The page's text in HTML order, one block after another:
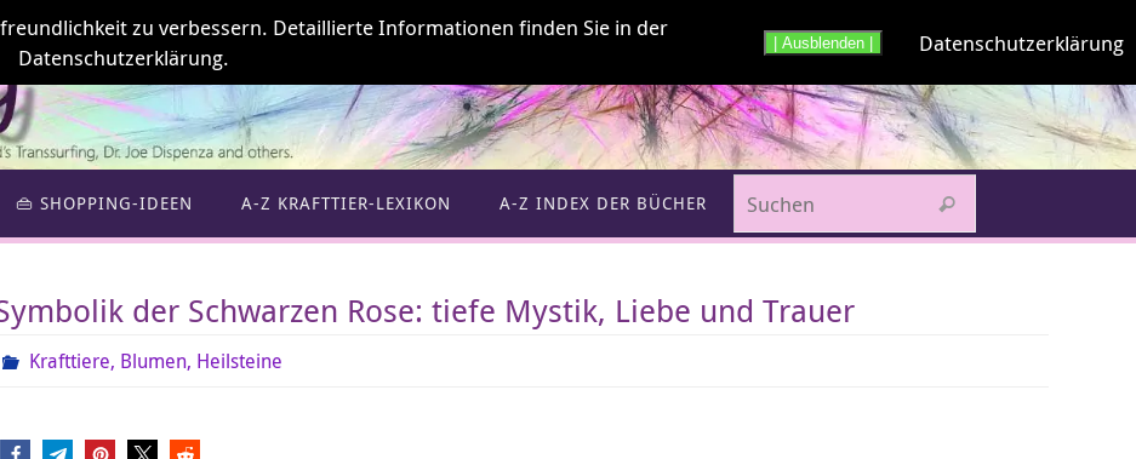
👜 SHOPPING-IDEEN A-Z KRAFTTIER-LEXIKON A-Z INDEX DER BÜCHER
der Schwarzen Rose: tiefe Mystik, Liebe und Trauer
Krafttiere, Blumen, Heilsteine
zu verbessern. Detaillierte Informationen finden Sie in der
Datenschutzerklärung.
| Ausblenden | Datenschutzerklärung